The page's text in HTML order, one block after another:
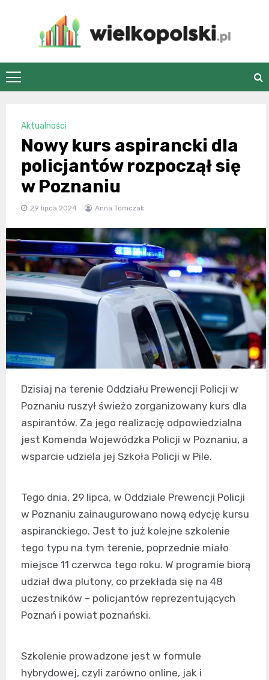
wielkopolski.pl
Aktualności
Nowy kurs aspirancki dla
policjantów rozpoczął się
w Poznaniu
29 lipca 2024 Anna Tomczak
Dzisiaj na terenie Oddziału Prewencji Policji w
Poznaniu ruszył świeżo zorganizowany kurs dla
aspirantów. Za jego realizację odpowiedzialna
jest Komenda Wojewódzka Policji w Poznaniu, a
wsparcie udziela jej Szkoła Policji w Pile.
Tego dnia, 29 lipca, w Oddziale Prewencji Policji
w Poznaniu zainaugurowano nową edycję kursu
aspiranckiego. Jest to już kolejne szkolenie
tego typu na tym terenie, poprzednie miało
miejsce 11 czerwca tego roku. W programie biorą
udział dwa plutony, co przekłada się na 48
uczestników – policjantów reprezentujących
Poznań i powiat poznański.
Szkolenie prowadzone jest w formule
hybrydowej, czyli zarówno online, jak i